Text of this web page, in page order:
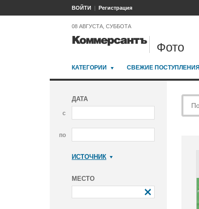
ВОЙТИ Регистрация
08 АВГУСТА, СУББОТА
Фото
КАТЕГОРИИ СВЕЖИЕ ПОСТУПЛЕНИЯ
ДАТА
с
по
ИСТОЧНИК
МЕСТО